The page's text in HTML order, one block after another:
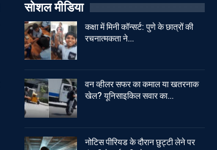
सोशल मीडिया
कक्षा में मिनी कॉन्सर्ट: पुणे के छात्रों की
रचनात्मकता ने…
वन व्हीलर सफर का कमाल या खतरनाक
खेल? यूनिसाइकिल सवार का…
नोटिस पीरियड के दौरान छुट्टी लेने पर